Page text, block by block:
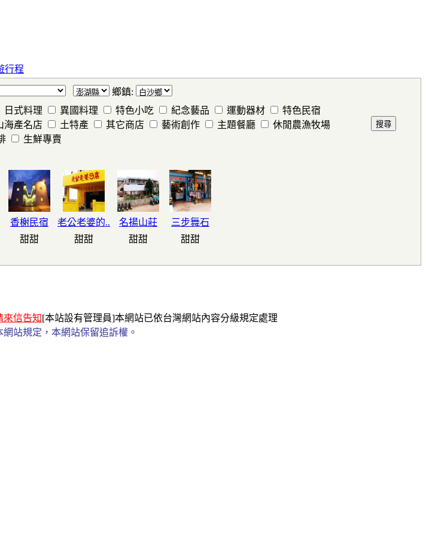
行程
鄉鎮:
日式料理 異國料理 特色小吃 紀念藝品 運動器材
特色民宿
海產名店 土特產 其它商店 藝術創作 主題餐廳
休閒農漁牧場
生鮮專賣
香榭民宿
甜甜
老公老婆的..
甜甜
名揚山莊
甜甜
三步舞石
甜甜
來信告知[本站設有管理員]本網站已依台灣網站內容分級規定處理
站規定，本網站保留追訴權。